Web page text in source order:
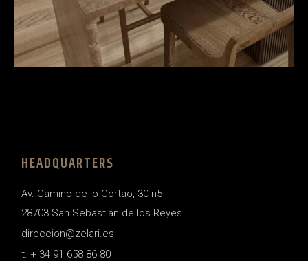
HEADQUARTERS
Av. Camino de lo Cortao, 30 n5
28703 San Sebastián de los Reyes
direccion@zelari.es
t. + 34 91 658 86 80